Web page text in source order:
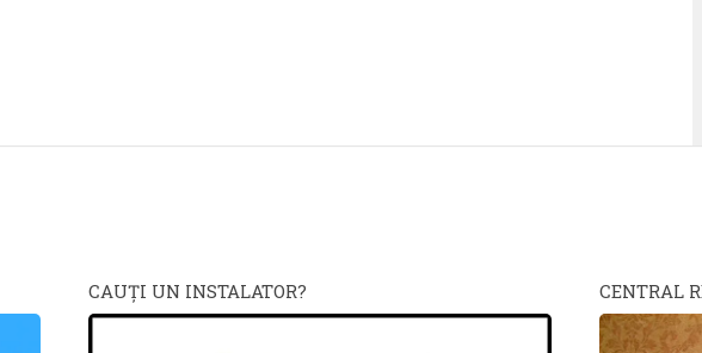
CAUŢI UN INSTALATOR? CENTRAL